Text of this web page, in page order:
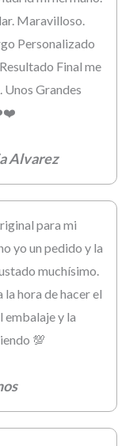
Maravilloso.
Personalizado
Final me
Unos Grandes
Alvarez
para mi
yo un pedido y la
muchísimo.
hora de hacer el
embalaje y la
💯